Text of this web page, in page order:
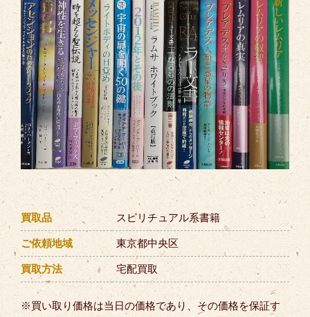
キ
プ
買取品 スピリチュアル系書籍
ご依頼地域 東京都中央区
買取方法 宅配買取
※買い取り価格は当日の価格であり、その価格を保証す